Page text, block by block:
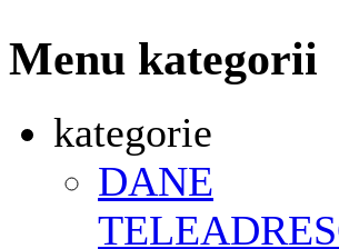
Menu kategorii
kategorie
DANE